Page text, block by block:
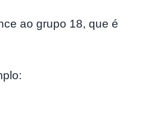
ao grupo 18, que é